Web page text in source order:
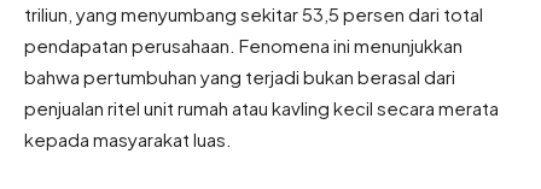
triliun, yang menyumbang sekitar 53,5 persen dari total
pendapatan perusahaan. Fenomena ini menunjukkan
bahwa pertumbuhan yang terjadi bukan berasal dari
penjualan ritel unit rumah atau kavling kecil secara merata
kepada masyarakat luas.